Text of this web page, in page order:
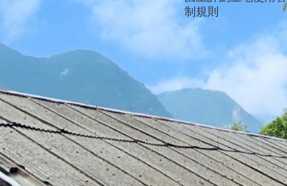
制規則